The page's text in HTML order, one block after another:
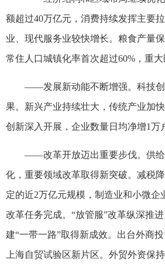
额超过40万亿元，消费持续发挥主要
业、现代服务业较快增长。粮食产量保
常住人口城镇化率首次超过60%，重大
——发展新动能不断增强。科技
果。新兴产业持续壮大，传统产业加
创新深入开展，企业数量日均净增1万
——改革开放迈出重要步伐。供给
化，重要领域改革取得新突破。减税
定的近2万亿元规模，制造业和小微企
改革任务完成。“放管服”改革纵深推
建“一带一路”取得新成效。出台外商
上海自贸试验区新片区。外贸外资保持